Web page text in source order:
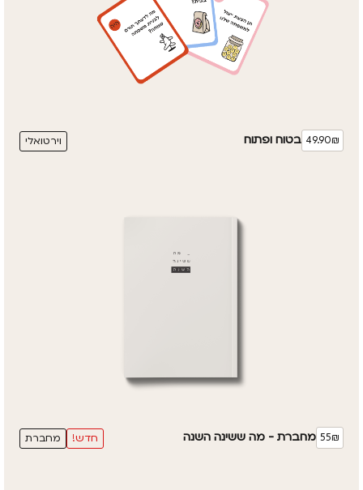
49.90₪ בטוח ופתוח וירטואלי
55₪ מחברת - מה ששינה השנה חדש! מחברת